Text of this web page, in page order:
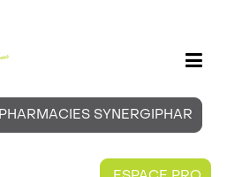
SYNERGIPHAR